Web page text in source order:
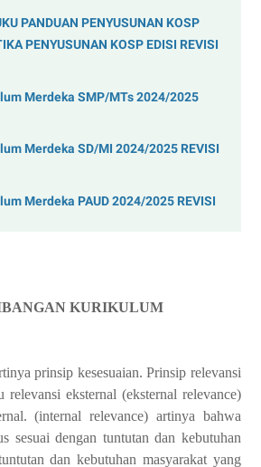
PANDUAN PENYUSUNAN KOSP
PENYUSUNAN KOSP EDISI REVISI
Merdeka SMP/MTs 2024/2025
Merdeka SD/MI 2024/2025 REVISI
Merdeka PAUD 2024/2025 REVISI
KURIKULUM
prinsip kesesuaian. Prinsip relevansi
relevansi eksternal (eksternal relevance)
(internal relevance) artinya bahwa
sesuai dengan tuntutan dan kebutuhan
dan kebutuhan masyarakat yang